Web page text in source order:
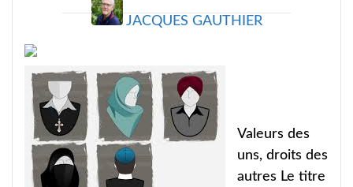
JACQUES GAUTHIER
Valeurs des
uns, droits des
autres Le titre